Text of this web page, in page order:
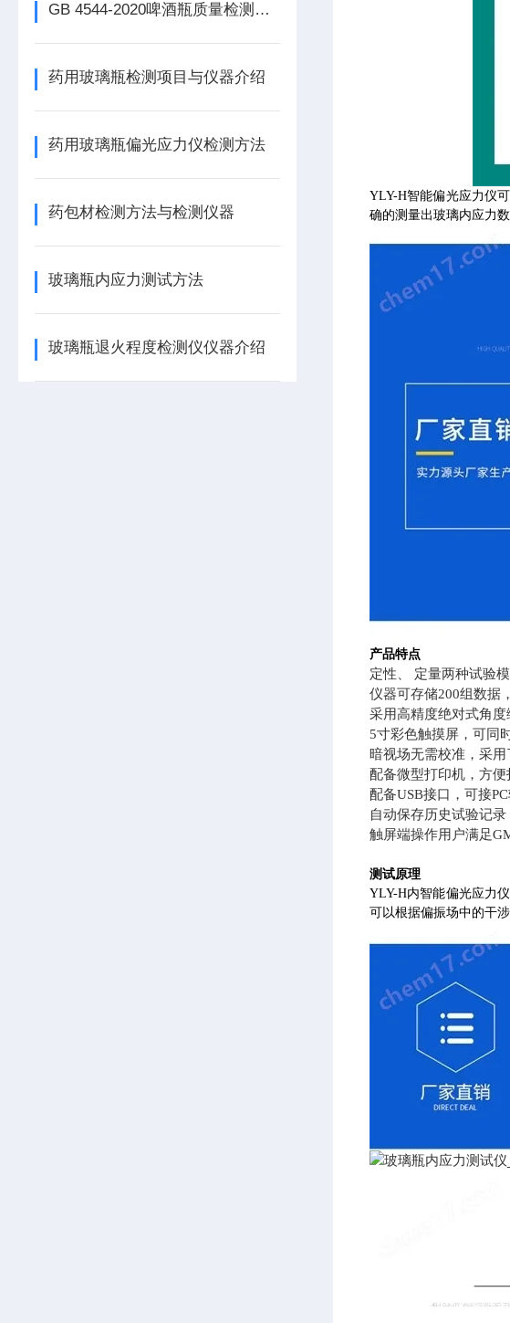
GB 4544-2020啤酒瓶质量检测仪器及测试方法
药用玻璃瓶检测项目与仪器介绍
药用玻璃瓶偏光应力仪检测方法
药包材检测方法与检测仪器
玻璃瓶内应力测试方法
玻璃瓶退火程度检测仪仪器介绍
YLY-H智能偏光应力仪
确的测量出玻璃内应力
产品特点
定性、 定量两种试验
仪器可存储200组数据
采用高精度绝对式角
5寸彩色触摸屏，可同
暗视场无需校准，采
配备微型打印机，方
配备USB接口，可接
自动保存历史试验记
触屏端操作用户满足
测试原理
YLY-H内智能偏光应力
可以根据偏振场中的干